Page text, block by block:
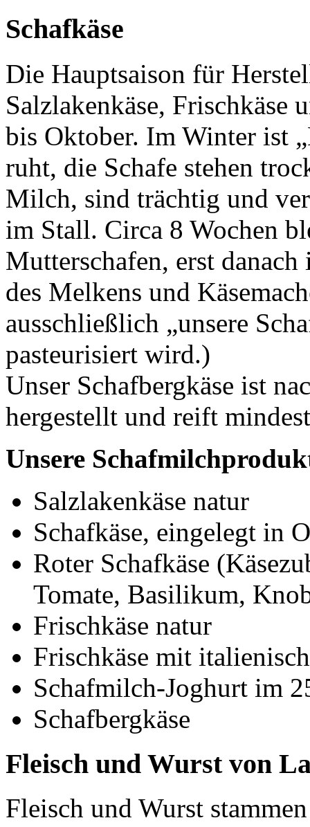
Schafkäse
Die Hauptsaison für
Salzlakenkäse, Frischkäse
bis Oktober. Im Winter ist
ruht, die Schafe stehen
Milch, sind trächtig und
im Stall. Circa 8 Wochen
Mutterschafen, erst
des Melkens und
ausschließlich „unsere
pasteurisiert wird.)
Unser Schafbergkäse ist
hergestellt und reift
Unsere
Salzlakenkäse natur
Schafkäse, eingelegt in
Roter Schafkäse
Tomate, Basilikum,
Frischkäse natur
Frischkäse mit
Schafmilch-Joghurt im
Schafbergkäse
Fleisch und Wurst von
Fleisch und Wurst